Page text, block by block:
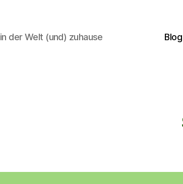
in der Welt (und) zuhause Blog